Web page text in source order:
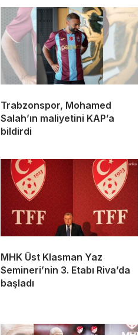
Trabzonspor, Mohamed
Salah’ın maliyetini KAP’a
bildirdi
MHK Üst Klasman Yaz
Semineri’nin 3. Etabı Riva’da
başladı